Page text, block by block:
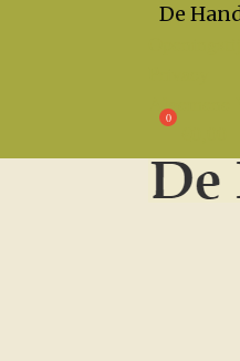
De
Algemene